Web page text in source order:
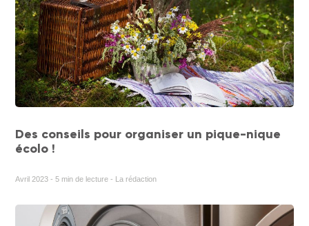
Des conseils pour organiser un pique-nique
écolo !
Avril 2023 - 5 min de lecture - La rédaction